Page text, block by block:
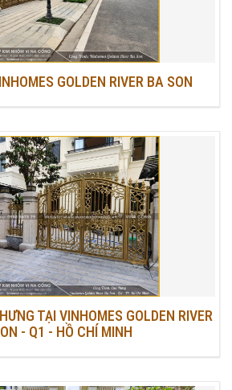
GOLDEN RIVER BA SON
TẠI VINHOMES GOLDEN RIVER
- Q1 - HỒ CHÍ MINH